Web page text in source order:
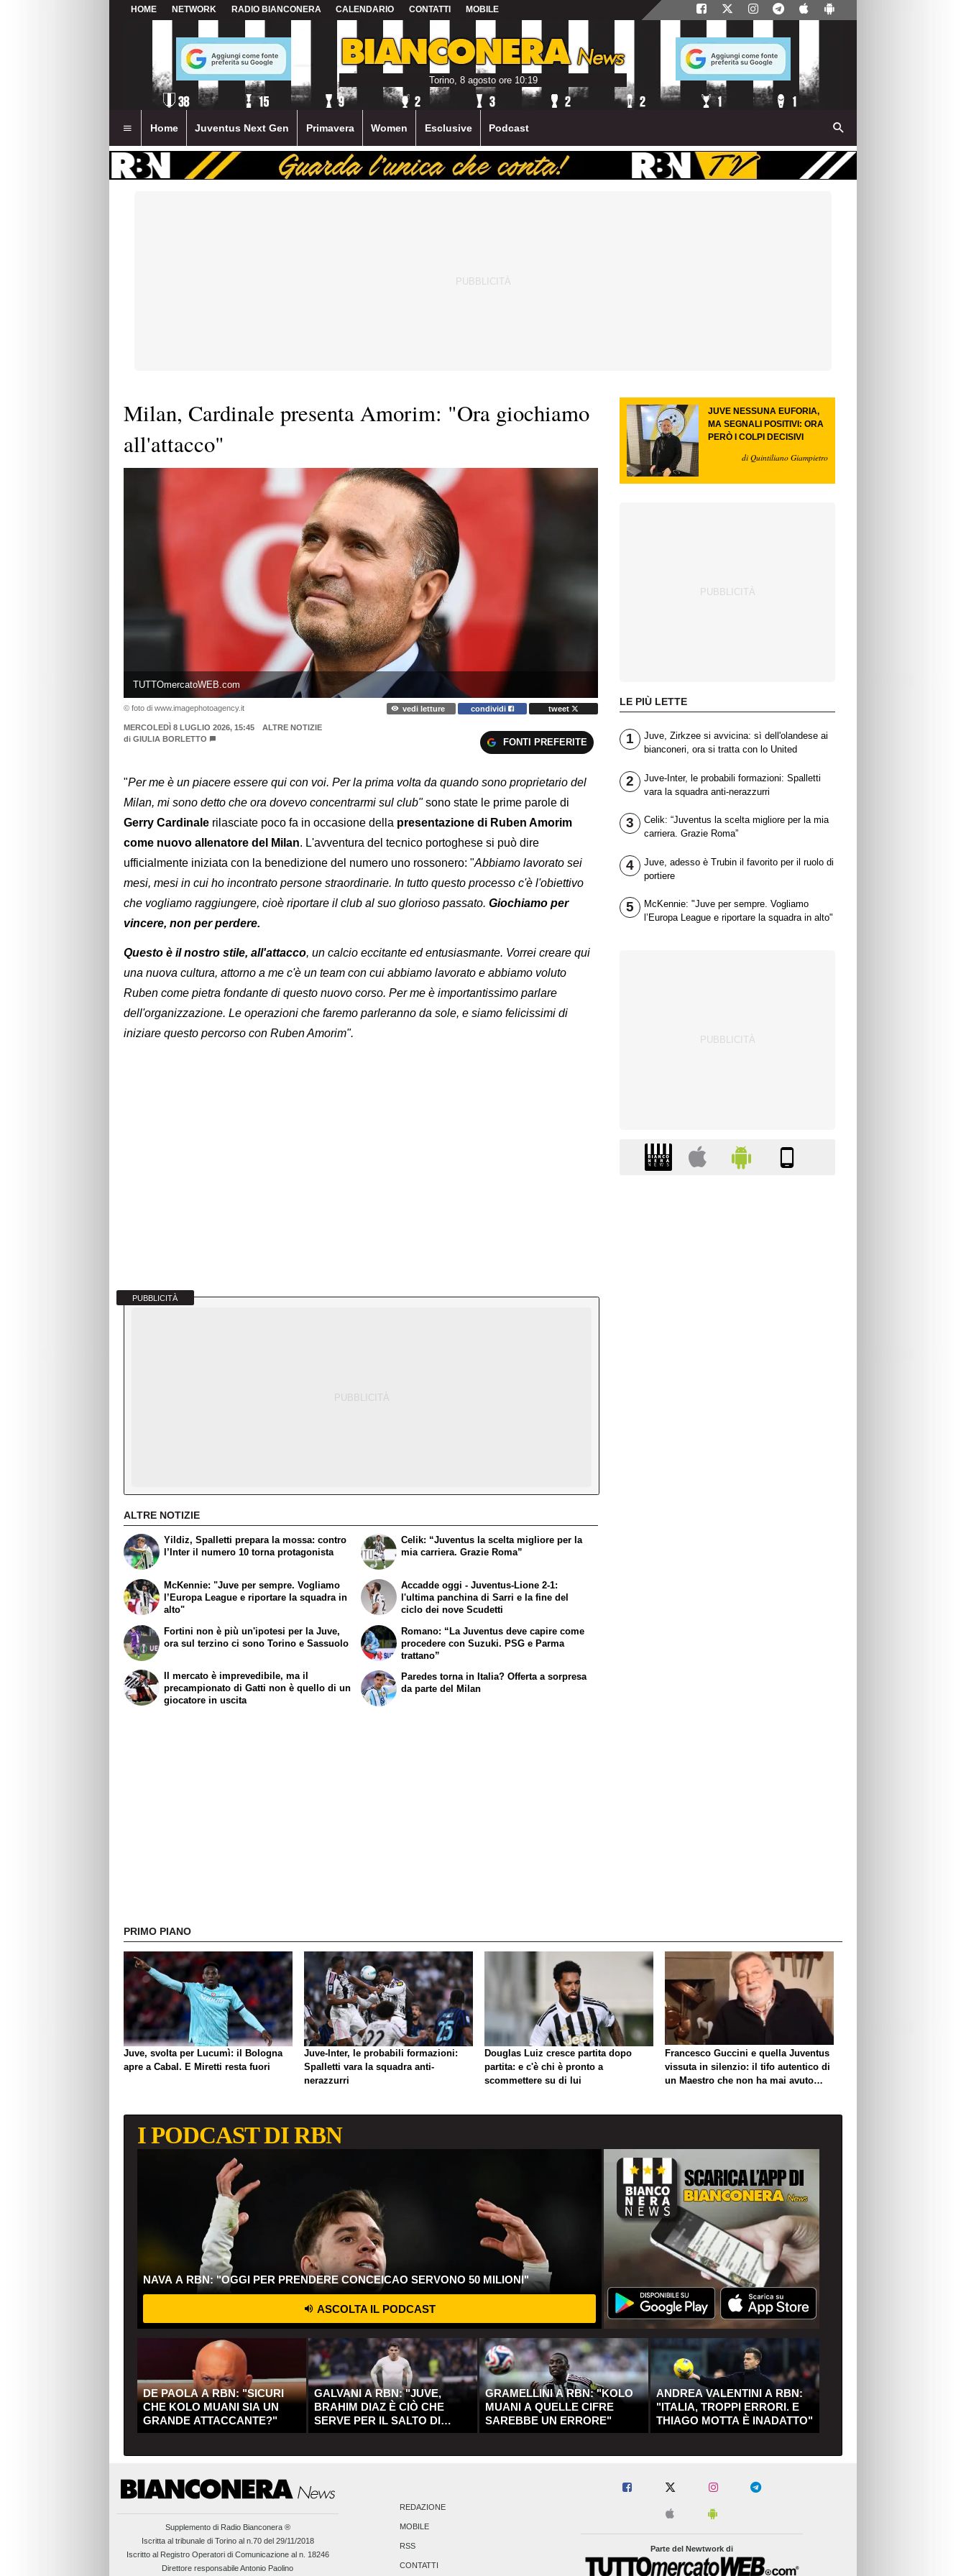
HOME NETWORK RADIO BIANCONERA CALENDARIO CONTATTI MOBILE
Torino, 8 agosto ore 10:19
Home Juventus Next Gen Primavera Women Esclusive Podcast
Milan, Cardinale presenta Amorim: "Ora giochiamo
all'attacco"
TUTTOmercatoWEB.com
© foto di www.imagephotoagency.it vedi letture condividi tweet
MERCOLEDÌ 8 LUGLIO 2026, 15:45
ALTRE NOTIZIE
di GIULIA BORLETTO FONTI PREFERITE
"Per me è un piacere essere qui con voi. Per la prima volta da quando sono proprietario del
Milan, mi sono detto che ora dovevo concentrarmi sul club"sono state le prime parole di
Gerry Cardinale rilasciate poco fa in occasione della presentazione di Ruben Amorim
come nuovo allenatore del Milan. L'avventura del tecnico portoghese si può dire
ufficialmente iniziata con la benedizione del numero uno rossonero: "Abbiamo lavorato sei
mesi, mesi in cui ho incontrato persone straordinarie. In tutto questo processo c'è l'obiettivo
che vogliamo raggiungere, cioè riportare il club al suo glorioso passato. Giochiamo per
vincere, non per perdere.
Questo è il nostro stile, all'attacco, un calcio eccitante ed entusiasmante. Vorrei creare qui
una nuova cultura, attorno a me c'è un team con cui abbiamo lavorato e abbiamo voluto
Ruben come pietra fondante di questo nuovo corso. Per me è importantissimo parlare
dell'organizzazione. Le operazioni che faremo parleranno da sole, e siamo felicissimi di
iniziare questo percorso con Ruben Amorim".
PUBBLICITÀ
ALTRE NOTIZIE
Yildiz, Spalletti prepara la mossa: contro
l’Inter il numero 10 torna protagonista
McKennie: "Juve per sempre. Vogliamo
l’Europa League e riportare la squadra in
alto"
Celik: “Juventus la scelta migliore per la
mia carriera. Grazie Roma”
Accadde oggi - Juventus-Lione 2-1:
l'ultima panchina di Sarri e la fine del
ciclo dei nove Scudetti
Fortini non è più un'ipotesi per la Juve,
ora sul terzino ci sono Torino e Sassuolo
Il mercato è imprevedibile, ma il
precampionato di Gatti non è quello di un
giocatore in uscita
Romano: “La Juventus deve capire come
procedere con Suzuki. PSG e Parma
trattano”
Paredes torna in Italia? Offerta a sorpresa
da parte del Milan
JUVE NESSUNA EUFORIA,
MA SEGNALI POSITIVI: ORA
PERÒ I COLPI DECISIVI
di Quintiliano Giampietro
LE PIÙ LETTE
1
Juve, Zirkzee si avvicina: sì dell'olandese ai
bianconeri, ora si tratta con lo United
2
Juve-Inter, le probabili formazioni: Spalletti
vara la squadra anti-nerazzurri
3
Celik: “Juventus la scelta migliore per la mia
carriera. Grazie Roma”
4
Juve, adesso è Trubin il favorito per il ruolo di
portiere
5
McKennie: "Juve per sempre. Vogliamo
l’Europa League e riportare la squadra in alto"
PRIMO PIANO
Juve, svolta per Lucumì: il Bologna
apre a Cabal. E Miretti resta fuori
Juve-Inter, le probabili formazioni:
Spalletti vara la squadra anti-
nerazzurri
Douglas Luiz cresce partita dopo
partita: e c'è chi è pronto a
scommettere su di lui
Francesco Guccini e quella Juventus
vissuta in silenzio: il tifo autentico di
un Maestro che non ha mai avuto
I PODCAST DI RBN
NAVA A RBN: "OGGI PER PRENDERE CONCEICAO SERVONO 50 MILIONI"
ASCOLTA IL PODCAST
DE PAOLA A RBN: "SICURI
CHE KOLO MUANI SIA UN
GRANDE ATTACCANTE?"
GALVANI A RBN: "JUVE,
BRAHIM DIAZ È CIÒ CHE
SERVE PER IL SALTO DI
QUALITÀ"
GRAMELLINI A RBN: "KOLO
MUANI A QUELLE CIFRE
SAREBBE UN ERRORE"
ANDREA VALENTINI A RBN:
"ITALIA, TROPPI ERRORI. E
THIAGO MOTTA È INADATTO"
Supplemento di Radio Bianconera ®
Iscritta al tribunale di Torino al n.70 del 29/11/2018
Iscritto al Registro Operatori di Comunicazione al n. 18246
Direttore responsabile Antonio Paolino
REDAZIONE
MOBILE
RSS
CONTATTI
Parte del Newtwork di